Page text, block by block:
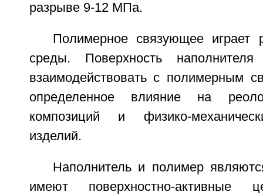
разрыве 9-12 МПа.
Полимерное связующее играет
среды. Поверхность
взаимодействовать с полимерным
определенное влияние на
композиций и физико-
изделий.
Наполнитель и полимер
имеют поверхностно-активные